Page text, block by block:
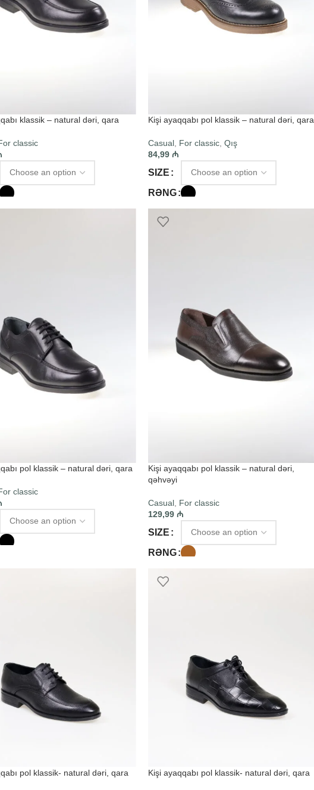
klassik – natural dəri, qara
classic
OPTIONS
Kişi ayaqqabı pol klassik – natural dəri, qara
Casual, For classic, Qış
84,99 ₼
SIZE
RƏNG
SELECT OPTIONS
pol klassik – natural dəri, qara
classic
Kişi ayaqqabı pol klassik – natural dəri,
qəhvəyi
Casual, For classic
129,99 ₼
SIZE
RƏNG
SELECT OPTIONS
pol klassik- natural dəri, qara Kişi ayaqqabı pol klassik- natural dəri, qara